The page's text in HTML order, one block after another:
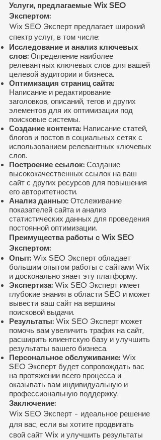
Услуги, предлагаемые Wix SEO
Экспертом:
Wix SEO Эксперт предлагает широкий
спектр услуг, в том числе:
Исследование и анализ ключевых
слов: Определение наиболее
релевантных ключевых слов для вашей
целевой аудитории и бизнеса.
Оптимизация страниц сайта:
Написание и редактирование
заголовков, описаний, тегов и других
элементов для их оптимизации под
поисковые системы.
Создание контента: Написание статей,
блогов и постов в социальных сетях с
использованием релевантных ключевых
слов.
Построение ссылок: Создание
высококачественных ссылок на ваш
сайт с других ресурсов для повышения
его авторитетности.
Анализ данных: Отслеживание
показателей сайта и анализ
статистических данных для проведения
постоянной оптимизации.
Преимущества работы с Wix SEO
Экспертом:
Опыт: Wix SEO Эксперт обладает
большим опытом работы с сайтами Wix
и досконально знает эту платформу.
Экспертиза: Wix SEO Эксперт имеет
глубокие знания в области SEO и может
вывести ваш сайт на вершины
поисковой выдачи.
Результаты: Wix SEO Эксперт может
помочь вам увеличить трафик на сайт,
расширить клиентскую базу и улучшить
результаты вашего бизнеса.
Персональное обслуживание: Wix
SEO Эксперт будет сопровождать вас
на протяжении всего процесса и
оказывать вам индивидуальную и
профессиональную поддержку.
Заключение:
Wix SEO Эксперт - идеальное решение
для вас, если вы хотите продвигать
свой сайт Wix и улучшить результаты